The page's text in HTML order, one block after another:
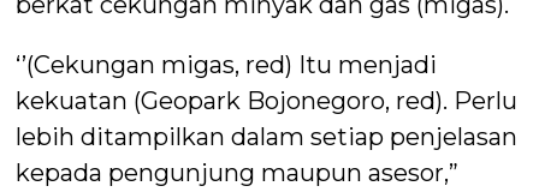
‘’(Cekungan migas, red) Itu menjadi
kekuatan (Geopark Bojonegoro, red). Perlu
lebih ditampilkan dalam setiap penjelasan
kepada pengunjung maupun asesor,”